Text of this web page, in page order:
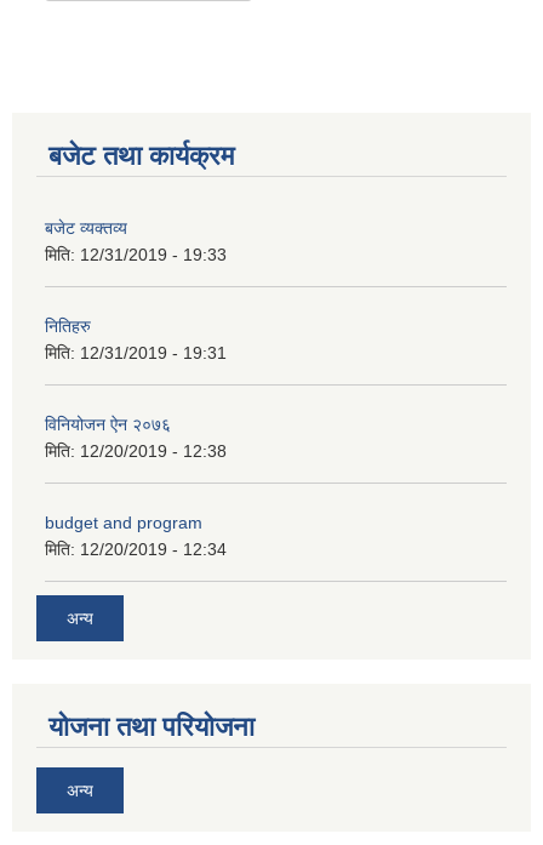
बजेट तथा कार्यक्रम
बजेट व्यक्तव्य
मिति: 12/31/2019 - 19:33
नितिहरु
मिति: 12/31/2019 - 19:31
विनियोजन ऐन २०७६
मिति: 12/20/2019 - 12:38
budget and program
मिति: 12/20/2019 - 12:34
अन्य
योजना तथा परियोजना
अन्य